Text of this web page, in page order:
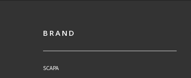
BRAND
SCAPA